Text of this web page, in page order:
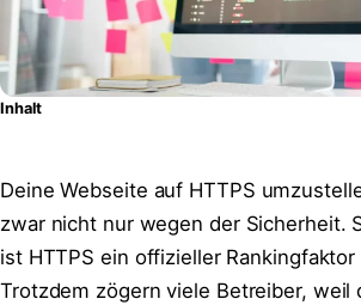
Inhalt
Deine Webseite auf HTTPS
zwar nicht nur wegen der Sicherheit.
ist HTTPS ein offizieller Rankingfaktor
Trotzdem zögern viele Betreiber, weil